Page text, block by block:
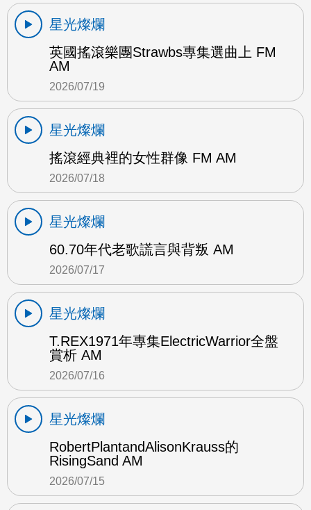
星光燦爛
英國搖滾樂團Strawbs專集選曲上 FM
AM
2026/07/19
星光燦爛
搖滾經典裡的女性群像 FM AM
2026/07/18
星光燦爛
60.70年代老歌謊言與背叛 AM
2026/07/17
星光燦爛
T.REX1971年專集ElectricWarrior全盤
賞析 AM
2026/07/16
星光燦爛
RobertPlantandAlisonKrauss的
RisingSand AM
2026/07/15